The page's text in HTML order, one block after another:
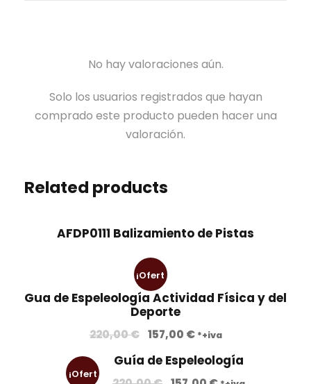
No hay valoraciones aún.
Solo los usuarios registrados que hayan
comprado este producto pueden hacer una
valoración.
Related products
AFDP0111 Balizamiento de Pistas
¡Ofert
a!
Gua de Espeleología Actividad Física y del
Deporte
220,00€ E
p
157,00 €E
p
*+iva
¡Ofert
Guía de Espeleología